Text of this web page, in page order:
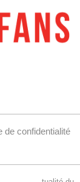
de confidentialité